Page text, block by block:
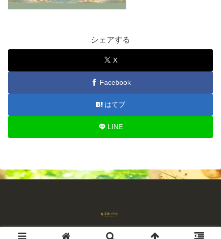
シェアする
X
Facebook
はてブ
LINE
© 2018-2026 占師宝珠リリカ 流れを読む占い.